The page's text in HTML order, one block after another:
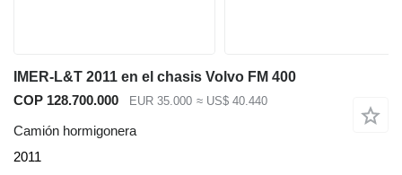
IMER-L&T 2011 en el chasis Volvo FM 400
COP 128.700.000
EUR 35.000 ≈ US$ 40.440
Camión hormigonera
2011